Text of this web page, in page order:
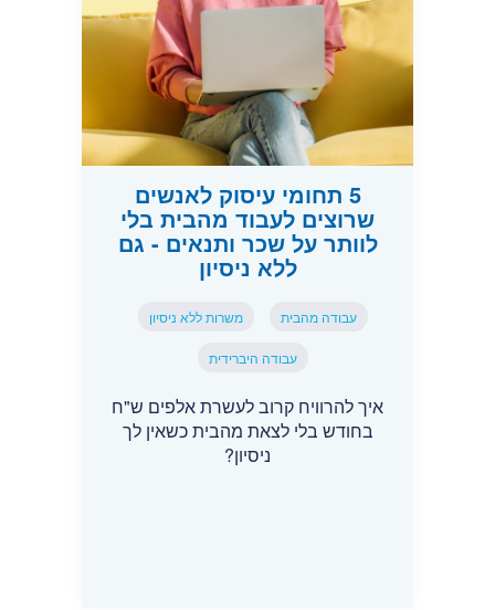
5 תחומי עיסוק לאנשים
שרוצים לעבוד מהבית בלי
לוותר על שכר ותנאים - גם
ללא ניסיון
עבודה מהבית משרות ללא ניסיון
עבודה היברידית
איך להרוויח קרוב לעשרת אלפים ש"ח
בחודש בלי לצאת מהבית כשאין לך
ניסיון?